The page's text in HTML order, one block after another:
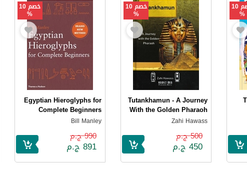
خصم 10
%
خصم 10
%
Tutankhamun - A Journey
With the Golden Pharaoh
Zahi Hawass
500 ج.م
450 ج.م
خصم 10
%
Egyptian Hieroglyphs for
Complete Beginners
Bill Manley
990 ج.م
891 ج.م